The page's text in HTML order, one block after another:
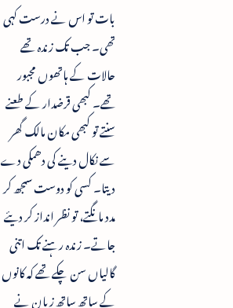
بات تو اس نے درست کہی
تھی۔ جب تک زندہ تھے
حالات کے ہاتھوں مجبور
تھے۔ کبھی قرضدار کے طعنے
سنتے تو کبھی مکان مالک گھر
سے نکال دینے کی دھمکی دے
دیتا۔ کسی کو دوست سمجھ کر
مدد مانگتے، تو نظر انداز کر دیئے
جاتے۔ زندہ رہنے تک اتنی
گالیاں سن چکے تھے کہ کانوں
کے ساتھ ساتھ زبان نے